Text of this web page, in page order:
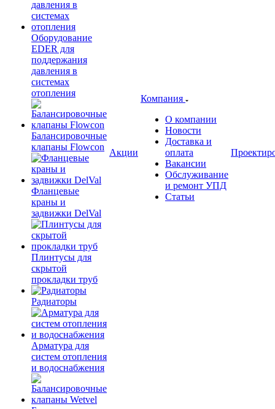
Оборудование
EDER для
поддержания
давления в
системах
отопления
Балансировочные
клапаны Flowcon
Фланцевые
краны и
задвижки DelVal
Плинтусы для
скрытой
прокладки труб
Радиаторы
Арматура для
систем отопления
и водоснабжения
Акции
Компания
О компании
Новости
Доставка и
оплата
Вакансии
Обслуживание
и ремонт УПД
Статьи